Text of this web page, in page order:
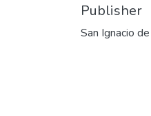
Publisher
San Ignacio